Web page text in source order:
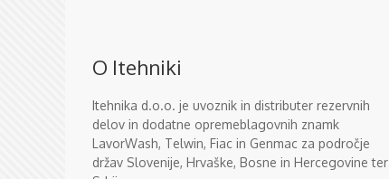
O Itehniki
Itehnika d.o.o. je uvoznik in distributer rezervnih
delov in dodatne opremeblagovnih znamk
LavorWash, Telwin, Fiac in Genmac za področje
držav Slovenije, Hrvaške, Bosne in Hercegovine ter